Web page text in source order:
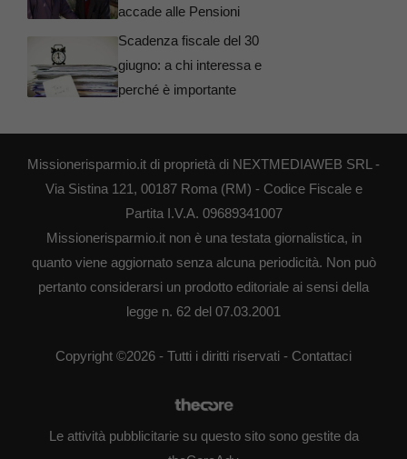
accade alle Pensioni
Scadenza fiscale del 30
giugno: a chi interessa e
perché è importante
Missionerisparmio.it di proprietà di NEXTMEDIAWEB SRL -
Via Sistina 121, 00187 Roma (RM) - Codice Fiscale e
Partita I.V.A. 09689341007
Missionerisparmio.it non è una testata giornalistica, in
quanto viene aggiornato senza alcuna periodicità. Non può
pertanto considerarsi un prodotto editoriale ai sensi della
legge n. 62 del 07.03.2001
Copyright ©2026 - Tutti i diritti riservati - Contattaci
Le attività pubblicitarie su questo sito sono gestite da